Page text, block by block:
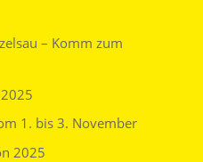
– Komm zum
1. bis 3. November
2025